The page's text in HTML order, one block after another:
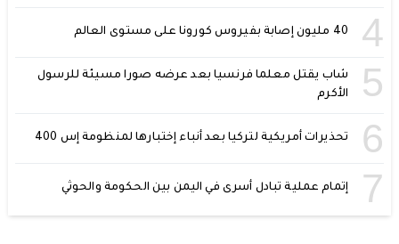
4 40 مليون إصابة بفيروس كورونا على مستوى العالم
5
شاب يقتل معلما فرنسيا بعد عرضه صورا مسيئة للرسول
الأكرم
6 تحذيرات أمريكية لتركيا بعد أنباء إختبارها لمنظومة إس 400
7 إتمام عملية تبادل أسرى في اليمن بين الحكومة والحوثي